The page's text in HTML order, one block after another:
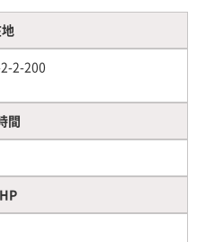
2-200
間